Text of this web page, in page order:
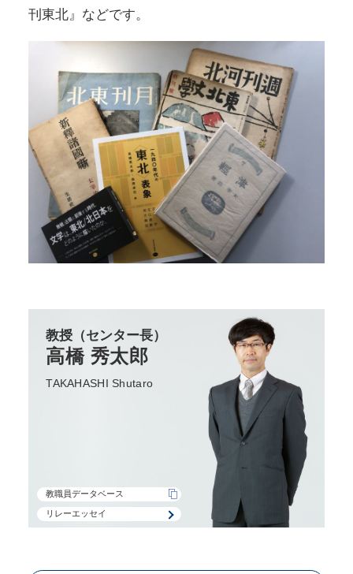
刊東北』などです。
教授 （センター長）
高橋 秀太郎
TAKAHASHI Shutaro
教職員データベース
リレーエッセイ